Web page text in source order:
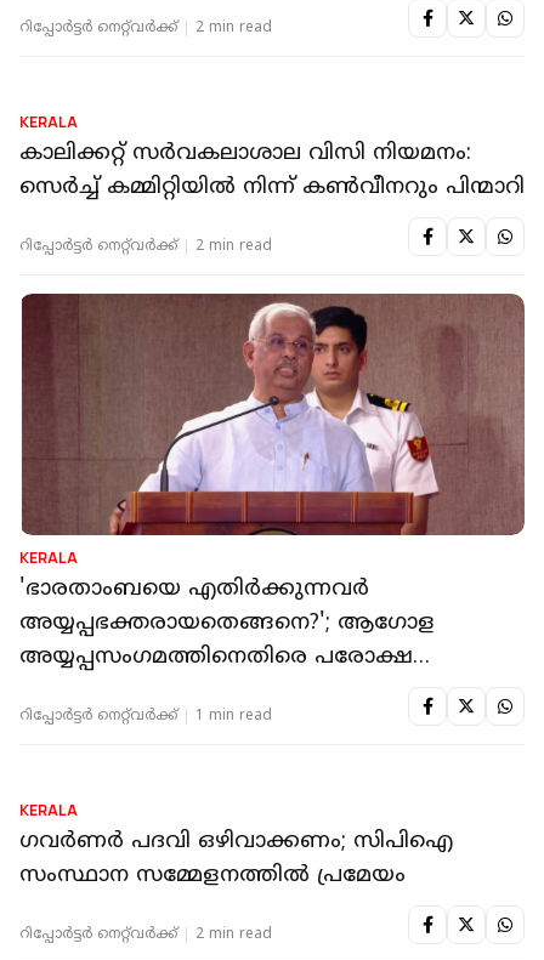
റിപ്പോർട്ടർ നെറ്റ്‌വര്‍ക്ക്‌ 2 min read
കാലിക്കറ്റ് സര്‍വകലാശാല വിസി നിയമനം:
സെര്‍ച്ച് കമ്മിറ്റിയില്‍ നിന്ന് കണ്‍വീനറും പിന്മാറി
റിപ്പോർട്ടർ നെറ്റ്‌വര്‍ക്ക്‌ 2 min read
'ഭാരതാംബയെ എതിർക്കുന്നവർ
അയ്യപ്പഭക്തരായതെങ്ങനെ?'; ആഗോള
അയ്യപ്പസം​ഗമത്തിനെതിരെ പരോക്ഷ
റിപ്പോർട്ടർ നെറ്റ്‌വര്‍ക്ക്‌ 1 min read